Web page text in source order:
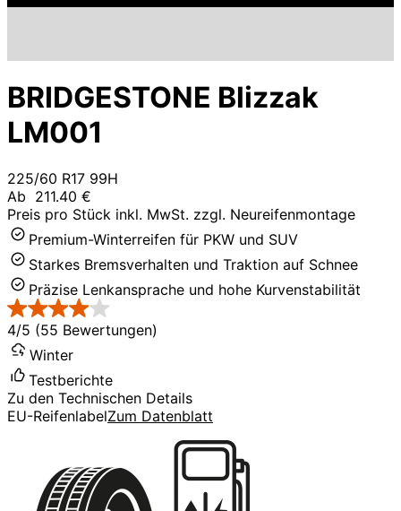
BRIDGESTONE Blizzak
LM001
225/60 R17 99H
Ab 211.40 €
Preis pro Stück inkl. MwSt. zzgl. Neureifenmontage
Premium-Winterreifen für PKW und SUV
Starkes Bremsverhalten und Traktion auf Schnee
Präzise Lenkansprache und hohe Kurvenstabilität
4/5 (55 Bewertungen)
Winter
Testberichte
Zu den Technischen Details
EU-ReifenlabelZum Datenblatt